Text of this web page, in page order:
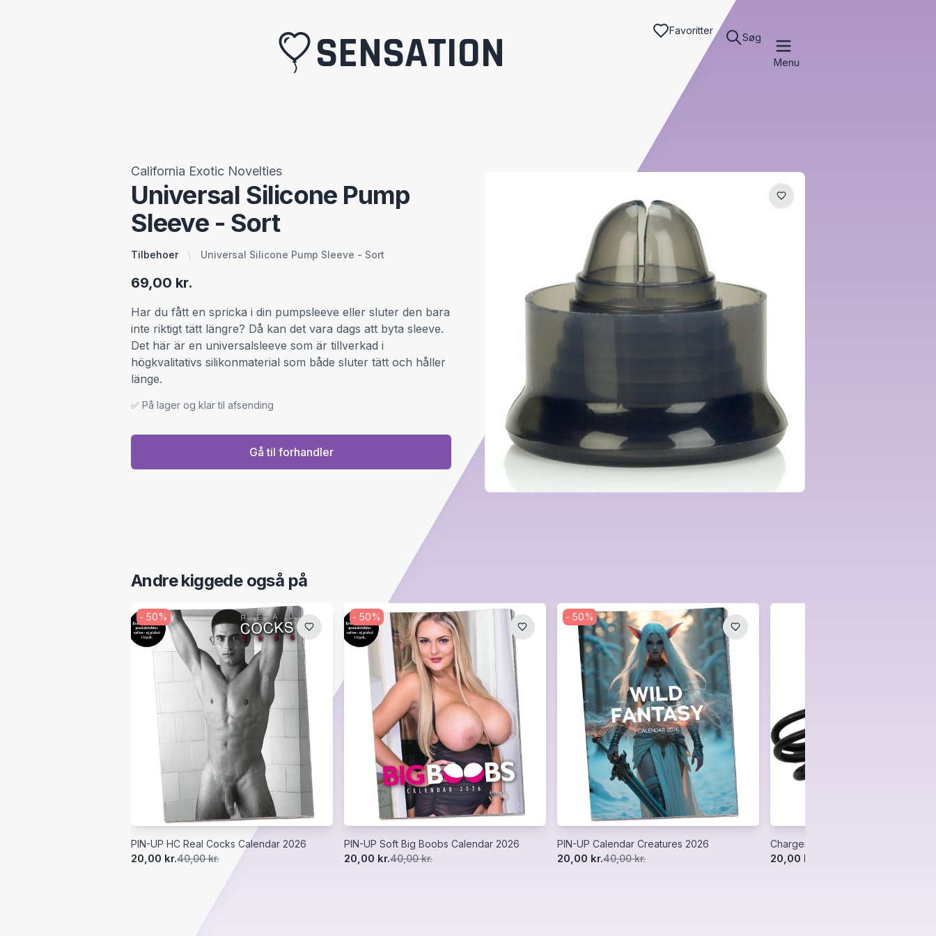
SENSATION Favoritter
Søg
Menu
California Exotic Novelties
Universal Silicone Pump
Sleeve - Sort
Tilbehoer Universal Silicone Pump Sleeve - Sort
69,00 kr.
Har du fått en spricka i din pumpsleeve eller sluter den bara
inte riktigt tätt längre? Då kan det vara dags att byta sleeve.
Det här är en universalsleeve som är tillverkad i
högkvalitativs silikonmaterial som både sluter tätt och håller
länge.
✅ På lager og klar til afsending
Gå til forhandler
Andre kiggede også på
- 50%
PIN-UP HC Real Cocks Calendar 2026
20,00 kr.40,00 kr.
- 50%
PIN-UP Soft Big Boobs Calendar 2026
20,00 kr.40,00 kr.
- 50%
PIN-UP Calendar Creatures 2026
20,00 kr.40,00 kr.
Charger Space Stroker
20,00 kr.